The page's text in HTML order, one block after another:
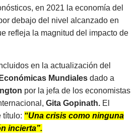
en 2021 la economía del
debajo del nivel alcanzado en
refleja la magnitud del impacto de
en la actualización del
Mundiales dado a
por la jefa de los economistas
Gita Gopinath. El
título: “Una crisis como ninguna
incierta”.